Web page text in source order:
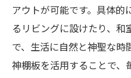
アウトが可能です。具体的
るリビングに設けたり、和
で、生活に自然と神聖な時
神棚板を活用することで、